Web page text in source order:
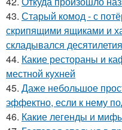
43. Старый комод - с
скрипящими ящиками и
складывался
44. Какие рестораны и
местной кухней
45. Даже небольшое
эффектно, если к нему
46. Какие легенды и